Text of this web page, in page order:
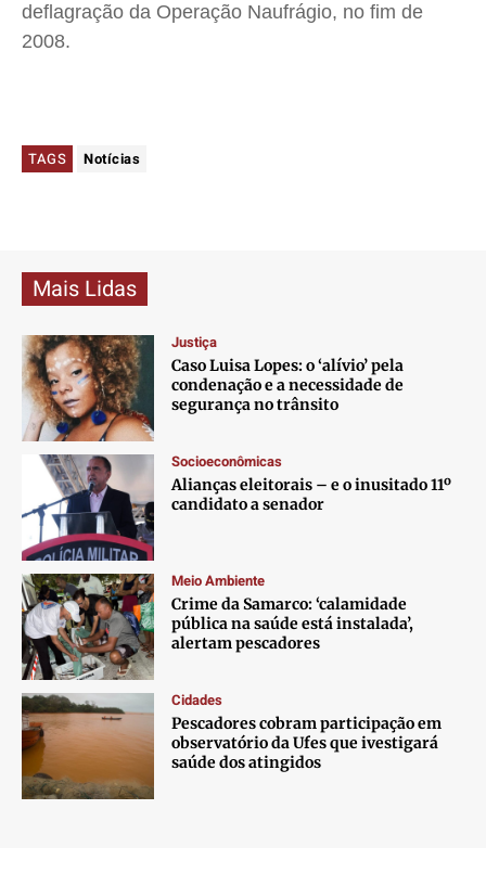
deflagração da Operação Naufrágio, no fim de
2008.
TAGS Notícias
Mais Lidas
Justiça
Caso Luisa Lopes: o ‘alívio’ pela
condenação e a necessidade de
segurança no trânsito
Socioeconômicas
Alianças eleitorais – e o inusitado 11º
candidato a senador
Meio Ambiente
Crime da Samarco: ‘calamidade
pública na saúde está instalada’,
alertam pescadores
Cidades
Pescadores cobram participação em
observatório da Ufes que ivestigará
saúde dos atingidos